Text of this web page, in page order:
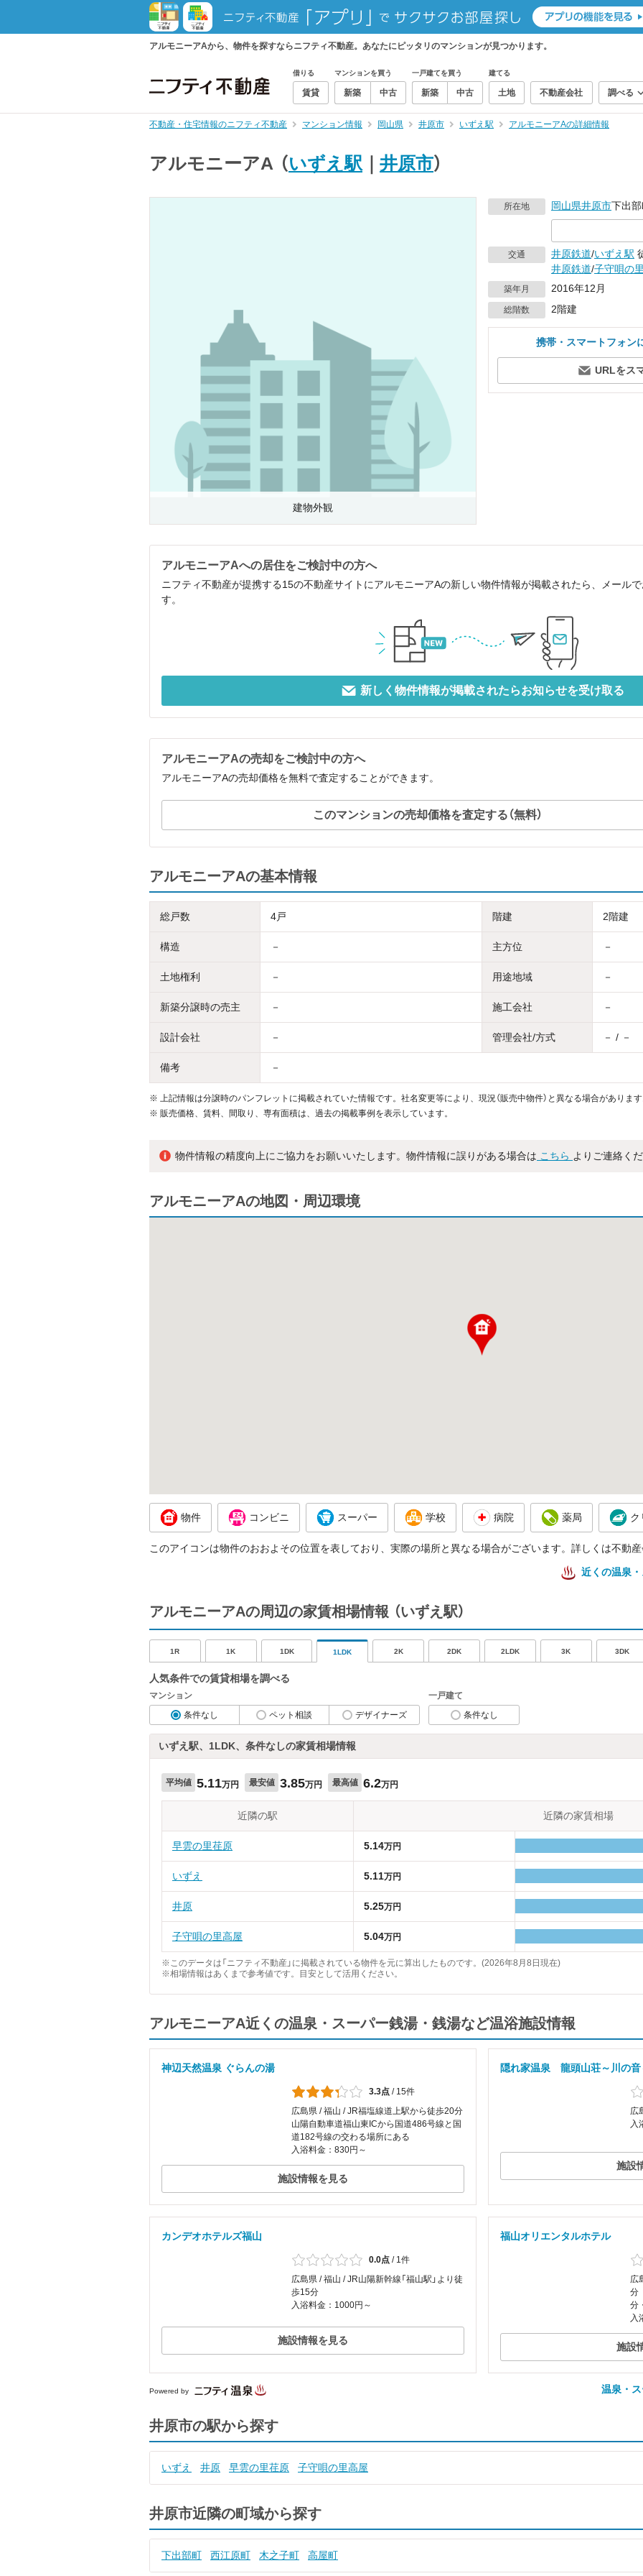
アルモニーアAから、物件を探すならニフティ不動産。あなたにピッタリのマンションが見つかります。
借りる
賃貸
マンションを買う
新築 中古
一戸建てを買う
新築 中古
建てる
土地 不動産会社 調べる
不動産・住宅情報のニフティ不動産 マンション情報 岡山県 井原市 いずえ駅 アルモニーアAの詳細情報
アルモニーアA （いずえ駅 井原市）
建物外観
所在地 岡山県井原市下出部
交通 井原鉄道/いずえ駅
井原鉄道/子守唄の
築年月 2016年12月
総階数 2階建
携帯・スマートフォン
URLをス
アルモニーアAへの居住をご検討中の方へ
ニフティ不動産が提携する15の不動産サイトにアルモニーアAの新しい物件情報が掲載されたら、メール
す。
新しく物件情報が掲載されたらお知らせを受け取る
アルモニーアAの売却をご検討中の方へ
アルモニーアAの売却価格を無料で査定することができます。
このマンションの売却価格を査定する（無料）
アルモニーアAの基本情報
総戸数 4戸 階建 2階建
構造 － 主方位 －
土地権利 － 用途地域 －
新築分譲時の売主 － 施工会社 －
設計会社 － 管理会社/方式 － / －
備考 －
※
上記情報は分譲時のパンフレットに掲載されていた情報です。社名変更等により、現況（販売中物件）と異なる場合があります
※ 販売価格、賃料、間取り、専有面積は、過去の掲載事例を表示しています。
物件情報の精度向上にご協力をお願いいたします。物件情報に誤りがある場合は こちら よりご連絡くだ
アルモニーアAの地図・周辺環境
物件 コンビニ スーパー 学校 病院 薬局 ク
このアイコンは物件のおおよその位置を表しており、実際の場所と異なる場合がございます。詳しくは不動産
近くの温泉
アルモニーアAの周辺の家賃相場情報 （いずえ駅）
1R 1K 1DK 1LDK 2K 2DK 2LDK 3K 3DK
人気条件での賃貸相場を調べる
マンション
条件なし
ペット相談 デザイナーズ
一戸建て
条件なし
いずえ駅、1LDK、条件なしの家賃相場情報
平均値 5.11万円 最安値 3.85万円 最高値 6.2万円
近隣の駅 近隣の家賃相場
早雲の里荏原 5.14万円
いずえ 5.11万円
井原 5.25万円
子守唄の里高屋 5.04万円
※このデータは「ニフティ不動産」に掲載されている物件を元に算出したものです。(2026年8月8日現在)
※相場情報はあくまで参考値です。目安として活用ください。
アルモニーアA近くの温泉・スーパー銭湯・銭湯など温浴施設情報
神辺天然温泉 ぐらんの湯
3.3点 / 15件
広島県 / 福山 / JR福塩線道上駅から徒歩20分
山陽自動車道福山東ICから国道486号線と国
道182号線の交わる場所にある
入浴料金：830円～
施設情報を見る
隠れ家温泉 龍頭山荘～川の音
広
入
施設
カンデオホテルズ福山
0.0点 / 1件
広島県 / 福山 / JR山陽新幹線「福山駅」より徒
歩15分
入浴料金：1000円～
施設情報を見る
福山オリエンタルホテル
広
分
分
入
施設
Powered by 温泉・
井原市の駅から探す
いずえ 井原 早雲の里荏原 子守唄の里高屋
井原市近隣の町域から探す
下出部町 西江原町 木之子町 高屋町